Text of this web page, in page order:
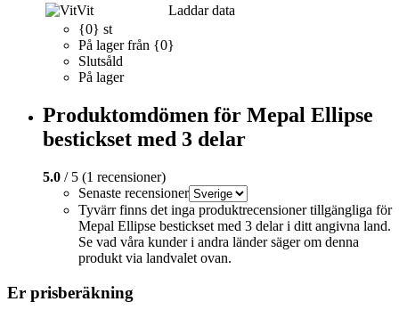
Vit
Laddar data
{0} st
På lager från {0}
Slutsåld
På lager
Produktomdömen för Mepal Ellipse
bestickset med 3 delar
5.0 / 5 (1 recensioner)
Senaste recensioner
Tyvärr finns det inga produktrecensioner tillgängliga för
Mepal Ellipse bestickset med 3 delar i ditt angivna land.
Se vad våra kunder i andra länder säger om denna
produkt via landvalet ovan.
Er prisberäkning